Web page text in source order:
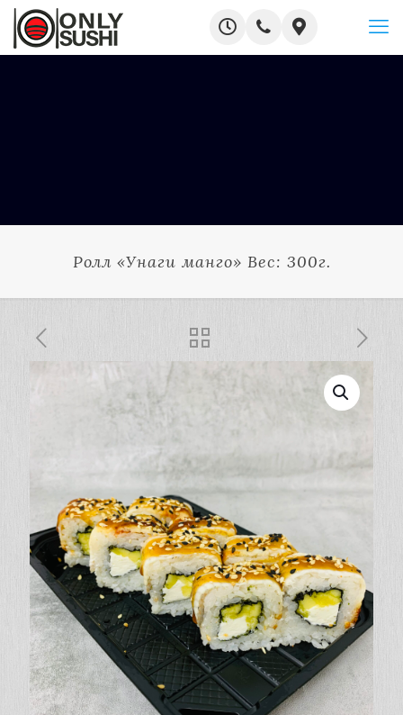
Ролл «Унаги манго» Вес: 300г.